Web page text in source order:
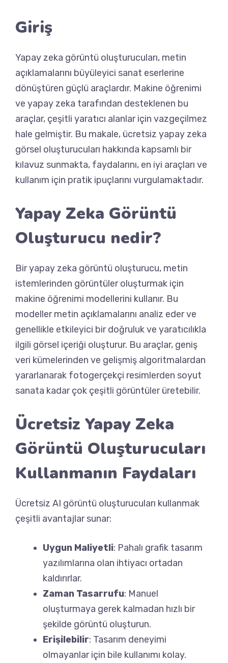
Giriş
Yapay zeka görüntü oluşturucuları, metin
açıklamalarını büyüleyici sanat eserlerine
dönüştüren güçlü araçlardır. Makine öğrenimi
ve yapay zeka tarafından desteklenen bu
araçlar, çeşitli yaratıcı alanlar için vazgeçilmez
hale gelmiştir. Bu makale, ücretsiz yapay zeka
görsel oluşturucuları hakkında kapsamlı bir
kılavuz sunmakta, faydalarını, en iyi araçları ve
kullanım için pratik ipuçlarını vurgulamaktadır.
Yapay Zeka Görüntü
Oluşturucu nedir?
Bir yapay zeka görüntü oluşturucu, metin
istemlerinden görüntüler oluşturmak için
makine öğrenimi modellerini kullanır. Bu
modeller metin açıklamalarını analiz eder ve
genellikle etkileyici bir doğruluk ve yaratıcılıkla
ilgili görsel içeriği oluşturur. Bu araçlar, geniş
veri kümelerinden ve gelişmiş algoritmalardan
yararlanarak fotogerçekçi resimlerden soyut
sanata kadar çok çeşitli görüntüler üretebilir.
Ücretsiz Yapay Zeka
Görüntü Oluşturucuları
Kullanmanın Faydaları
Ücretsiz AI görüntü oluşturucuları kullanmak
çeşitli avantajlar sunar:
Uygun Maliyetli: Pahalı grafik tasarım
yazılımlarına olan ihtiyacı ortadan
kaldırırlar.
Zaman Tasarrufu: Manuel
oluşturmaya gerek kalmadan hızlı bir
şekilde görüntü oluşturun.
Erişilebilir: Tasarım deneyimi
olmayanlar için bile kullanımı kolay.